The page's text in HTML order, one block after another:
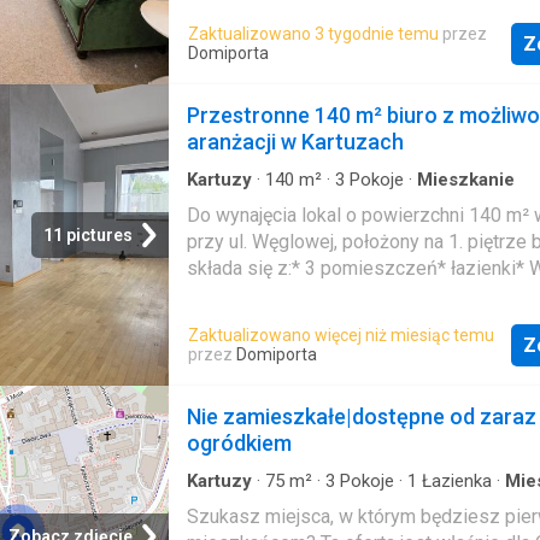
kuchenne a także wyposażenie sypialni.
zamieszkać od razu. Nieruchomość
urządzona z osobną sypialnią. W
wszystkich atrakcji w Kartuzach oraz do
miejskiej pkm i pks. Zapraszam na
Zaktualizowano 3 tygodnie temu przez
Domiporta
11 pictures
Przestronne 140 m² biuro z
aranżacji w Kartuzach
Kartuzy · 140 m² · 3 Pokoje · Mieszkanie
Do wynajęcia lokal o powierzchni 140 m²
przy ul. Węglowej, położony na 1. piętrze
składa się z:* 3 pomieszczeń* łazienki*
aranżację biurowąNieruchomość
wyłącznie na działalność firmową -
usługi lub siedzibę firmy.Cena najmu: 4
możliwością adaptacji pod potrzeby
do kontaktu i obejrzenia nieruchomości
Zaktualizowano więcej niż miesiąc temu
przez Domiporta
Zobacz zdjęcie
Nie zamieszkałe|dostępne od zaraz
ogródkiem
Kartuzy · 75 m² · 3 Pokoje · 1 Łazienka ·
Szukasz miejsca, w którym będziesz